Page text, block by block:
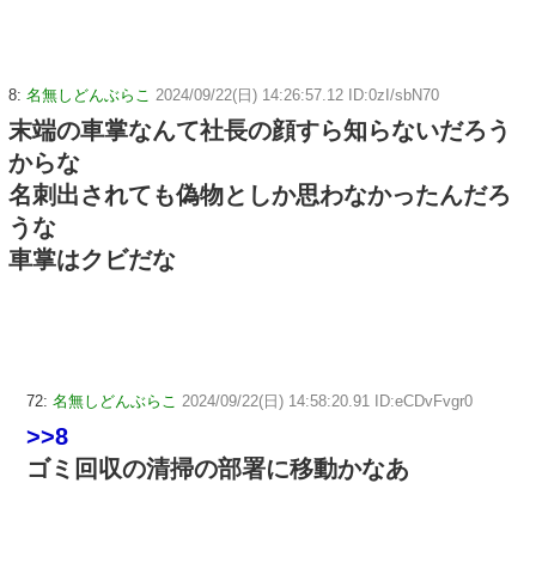
8: 名無しどんぶらこ 2024/09/22(日) 14:26:57.12 ID:0zI/sbN70
末端の車掌なんて社長の顔すら知らないだろう
からな
名刺出されても偽物としか思わなかったんだろ
うな
車掌はクビだな
72: 名無しどんぶらこ 2024/09/22(日) 14:58:20.91 ID:eCDvFvgr0
>>8
ゴミ回収の清掃の部署に移動かなあ